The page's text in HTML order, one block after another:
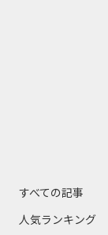
すべての記事
人気ランキング